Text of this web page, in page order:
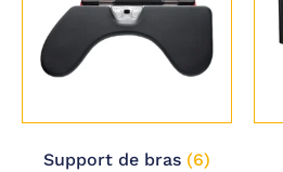
Support de bras (6)